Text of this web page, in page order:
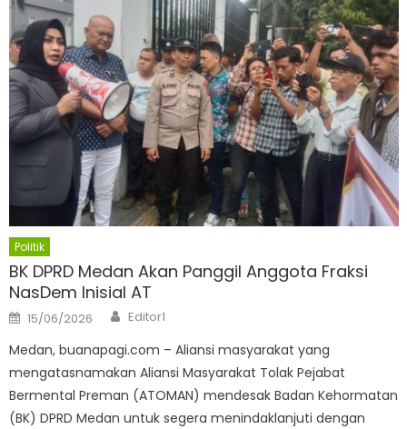
Politik
BK DPRD Medan Akan Panggil Anggota Fraksi
NasDem Inisial AT
Posted
on
15/06/2026 Author
Editor1
Medan, buanapagi.com – Aliansi masyarakat yang
mengatasnamakan Aliansi Masyarakat Tolak Pejabat
Bermental Preman (ATOMAN) mendesak Badan Kehormatan
(BK) DPRD Medan untuk segera menindaklanjuti dengan